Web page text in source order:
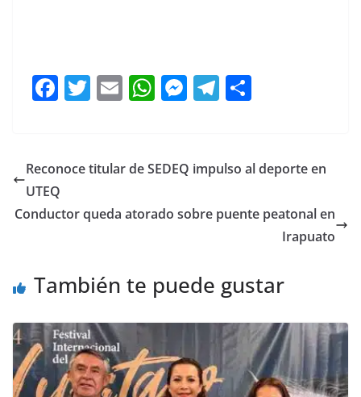
F
e
b
o
T
er
E
l
W
s
p
M
e
g
T
gr
m
p
tir
Reconoce titular de SEDEQ impulso al deporte en
UTEQ
Conductor queda atorado sobre puente peatonal en
Irapuato
También te puede gustar